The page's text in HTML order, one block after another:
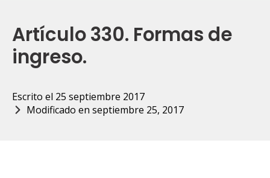
Artículo 330. Formas de
ingreso.
Escrito el 25 septiembre 2017
Modificado en septiembre 25, 2017